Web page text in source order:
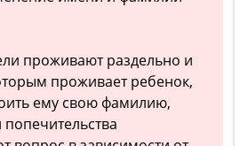
проживают раздельно и
проживает ребенок,
ему свою фамилию,